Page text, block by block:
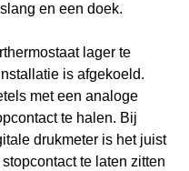
en een doek.
lager te
is afgekoeld.
met een analoge
te halen. Bij
drukmeter is het juist
te laten zitten